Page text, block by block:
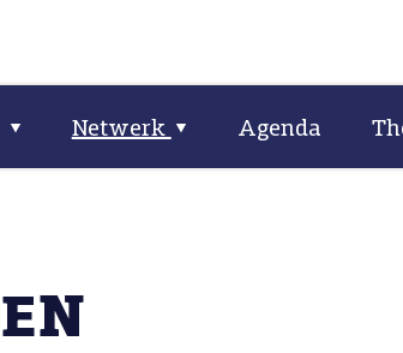
Netwerk Agenda